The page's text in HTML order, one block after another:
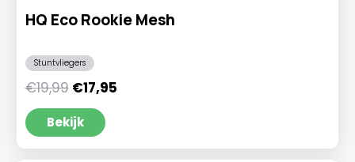
HQ Eco Rookie Mesh
Stuntvliegers
€19,99 Oorspronkelijke
prijs
was:
€19,99.
€17,95Huidige
Bekijk